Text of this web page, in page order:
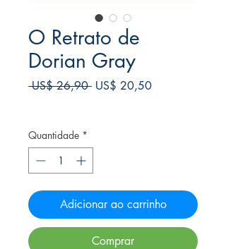
O Retrato de
Dorian Gray
US$ 26,90 Preço
US$ 20,50Preço
Quantidade *
Adicionar ao carrinho
Comprar